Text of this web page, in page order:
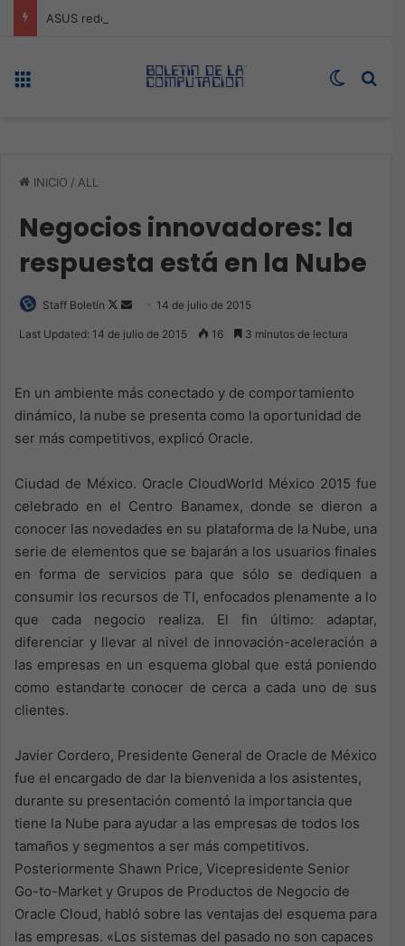
Switch
INICIO / ALL
Negocios innovadores: la
respuesta está en la Nube
Staff Boletín
Follow
Send 14 de julio de 2015
Last Updated: 14 de julio de 2015 16 3 minutos de lectura
En un ambiente más conectado y de comportamiento
dinámico, la nube se presenta como la oportunidad de
ser más competitivos, explicó Oracle.
Ciudad de México. Oracle CloudWorld México 2015 fue
celebrado en el Centro Banamex, donde se dieron a
conocer las novedades en su plataforma de la Nube, una
serie de elementos que se bajarán a los usuarios finales
en forma de servicios para que sólo se dediquen a
consumir los recursos de TI, enfocados plenamente a lo
que cada negocio realiza. El fin último: adaptar,
diferenciar y llevar al nivel de innovación-aceleración a
las empresas en un esquema global que está poniendo
como estandarte conocer de cerca a cada uno de sus
clientes.
Javier Cordero, Presidente General de Oracle de México
fue el encargado de dar la bienvenida a los asistentes,
durante su presentación comentó la importancia que
tiene la Nube para ayudar a las empresas de todos los
tamaños y segmentos a ser más competitivos.
Posteriormente Shawn Price, Vicepresidente Senior
Go-to-Market y Grupos de Productos de Negocio de
Oracle Cloud, habló sobre las ventajas del esquema para
las empresas. «Los sistemas del pasado no son capaces